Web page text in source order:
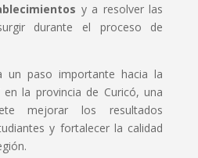
y a resolver las
durante el proceso de
un paso importante hacia la
la provincia de Curicó, una
mejorar los resultados
y fortalecer la calidad